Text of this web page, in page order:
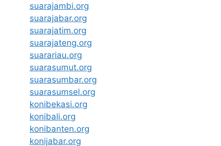
suarajambi.org
suarajabar.org
suarajatim.org
suarajateng.org
suarariau.org
suarasumut.org
suarasumbar.org
suarasumsel.org
konibekasi.org
konibali.org
konibanten.org
konijabar.org